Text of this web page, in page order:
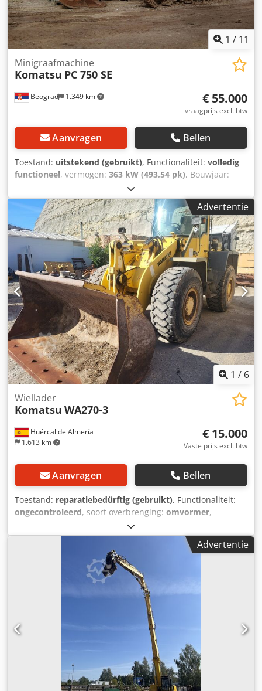
1 / 11
Beograd 1.349 km
Minigraafmachine
Komatsu PC 750 SE
€ 55.000
vraagprijs excl. btw
Aanvragen Bellen
Toestand: uitstekend (gebruikt), Functionaliteit: volledig
functioneel, vermogen: 363 kW (493,54 pk), Bouwjaar:
, machine-/voertuignummer:
staat Dksdpfx Anoy N S Ncsdor
Advertentie
1 / 6
Huércal de Almería
1.613 km
Wiellader
Komatsu WA270-3
€ 15.000
Vaste prijs excl. btw
Aanvragen Bellen
Toestand: reparatiebedürftig (gebruikt), Functionaliteit:
ongecontroleerd, soort overbrenging: omvormer,
geel
asconfiguratie:2 assen, aantal zitplaatsen:1, Bouwjaar:
13.852 h
cabine,
standaard schep, vierwielaandrijving
WA270-3 Bouwjaar 1999 Reparatie nodig Meer informatie
bij Almerisan. Dkjdpfx Ajy H Erlonder
Advertentie